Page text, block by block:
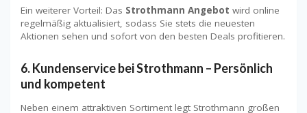
Ein weiterer Vorteil: Das Strothmann Angebot wird online
regelmäßig aktualisiert, sodass Sie stets die neuesten
Aktionen sehen und sofort von den besten Deals profitieren.
6. Kundenservice bei Strothmann – Persönlich
und kompetent
Neben einem attraktiven Sortiment legt Strothmann großen